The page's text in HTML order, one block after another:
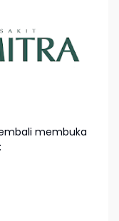
membuka